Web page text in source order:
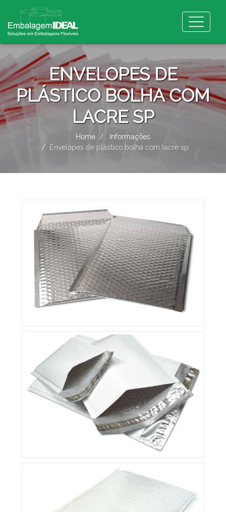
ENVELOPES DE
PLÁSTICO BOLHA COM
LACRE SP
Home
Informações
Envelopes de plástico bolha com lacre sp